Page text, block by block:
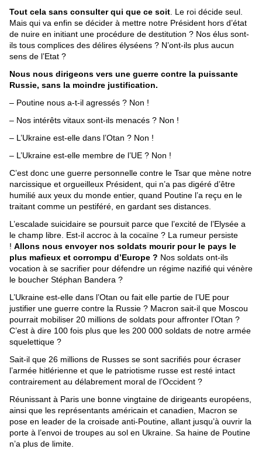
Tout cela sans consulter qui que ce soit . Le roi décide seul.
Mais qui va enfin se décider à mettre notre Président hors d’état
de nuire en initiant une procédure de destitution ? Nos élus sont-
ils tous complices des délires élyséens ? N’ont-ils plus aucun
sens de l’Etat ?
Nous nous dirigeons vers une guerre contre la puissante
Russie, sans la moindre justification.
– Poutine nous a-t-il agressés ? Non !
– Nos intérêts vitaux sont-ils menacés ? Non !
– L’Ukraine est-elle dans l’Otan ? Non !
– L’Ukraine est-elle membre de l’UE ? Non !
C’est donc une guerre personnelle contre le Tsar que mène notre
narcissique et orgueilleux Président, qui n’a pas digéré d’être
humilié aux yeux du monde entier, quand Poutine l’a reçu en le
traitant comme un pestiféré, en gardant ses distances.
L’escalade suicidaire se poursuit parce que l’excité de l’Elysée a
le champ libre. Est-il accroc à la cocaïne ? La rumeur persiste
! Allons nous envoyer nos soldats mourir pour le pays le
plus mafieux et corrompu d’Europe ? Nos soldats ont-ils
vocation à se sacrifier pour défendre un régime nazifié qui vénère
le boucher Stéphan Bandera ?
L’Ukraine est-elle dans l’Otan ou fait elle partie de l’UE pour
justifier une guerre contre la Russie ? Macron sait-il que Moscou
pourrait mobiliser 20 millions de soldats pour affronter l’Otan ?
C’est à dire 100 fois plus que les 200 000 soldats de notre armée
squelettique ?
Sait-il que 26 millions de Russes se sont sacrifiés pour écraser
l’armée hitlérienne et que le patriotisme russe est resté intact
contrairement au délabrement moral de l’Occident ?
Réunissant à Paris une bonne vingtaine de dirigeants européens,
ainsi que les représentants américain et canadien, Macron se
pose en leader de la croisade anti-Poutine, allant jusqu’à ouvrir la
porte à l’envoi de troupes au sol en Ukraine. Sa haine de Poutine
n’a plus de limite.